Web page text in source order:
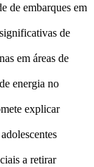
de embarques em
de
em áreas de
energia no
explicar
a retirar